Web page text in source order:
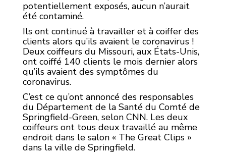
potentiellement exposés, aucun n’aurait
été contaminé.
Ils ont continué à travailler et à coiffer des
clients alors qu’ils avaient le coronavirus !
Deux coiffeurs du Missouri, aux États-Unis,
ont coiffé 140 clients le mois dernier alors
qu’ils avaient des symptômes du
coronavirus.
C’est ce qu’ont annoncé des responsables
du Département de la Santé du Comté de
Springfield-Green, selon CNN. Les deux
coiffeurs ont tous deux travaillé au même
endroit dans le salon « The Great Clips »
dans la ville de Springfield.